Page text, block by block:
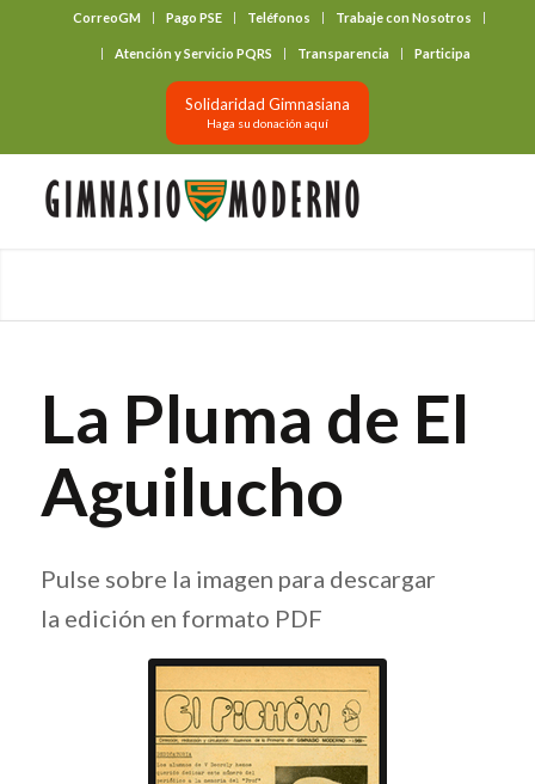
CorreoGM Pago PSE Teléfonos Trabaje con Nosotros
Atención y Servicio PQRS Transparencia Participa
Solidaridad Gimnasiana
Haga su donación aquí
La Pluma de El
Aguilucho
Pulse sobre la imagen para descargar
la edición en formato PDF